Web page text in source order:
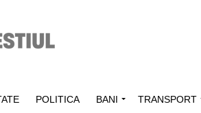
POLITICA BANI TRANSPORT